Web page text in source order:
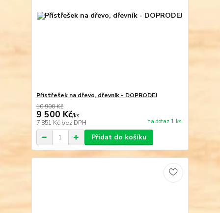
Přístřešek na dřevo, dřevník - DOPRODEJ
10 900 Kč
9 500 Kč/ks
7 851 Kč bez DPH na dotaz 1 ks
Přidat do košíku